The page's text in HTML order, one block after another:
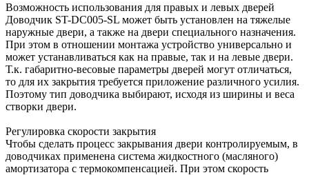
Возможность использования для правых и левых дверей
Доводчик ST-DC005-SL может быть установлен на тяжелые
наружные двери, а также на двери специального назначения.
При этом в отношении монтажа устройство универсально и
может устанавливаться как на правые, так и на левые двери.
Т.к. габаритно-весовые параметры дверей могут отличаться,
то для их закрытия требуется приложение различного усилия.
Поэтому тип доводчика выбирают, исходя из ширины и веса
створки двери.
Регулировка скорости закрытия
Чтобы сделать процесс закрывания двери контролируемым, в
доводчиках применена система жидкостного (масляного)
амортизатора с термокомпенсацией. При этом скорость